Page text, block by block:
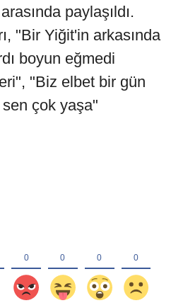
paylaşıldı.
"Bir Yiğit'in arkasında
boyun eğmedi
"Biz elbet bir gün
çok yaşa"